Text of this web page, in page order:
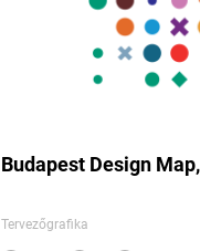
Budapest Design
Tervezőgrafika